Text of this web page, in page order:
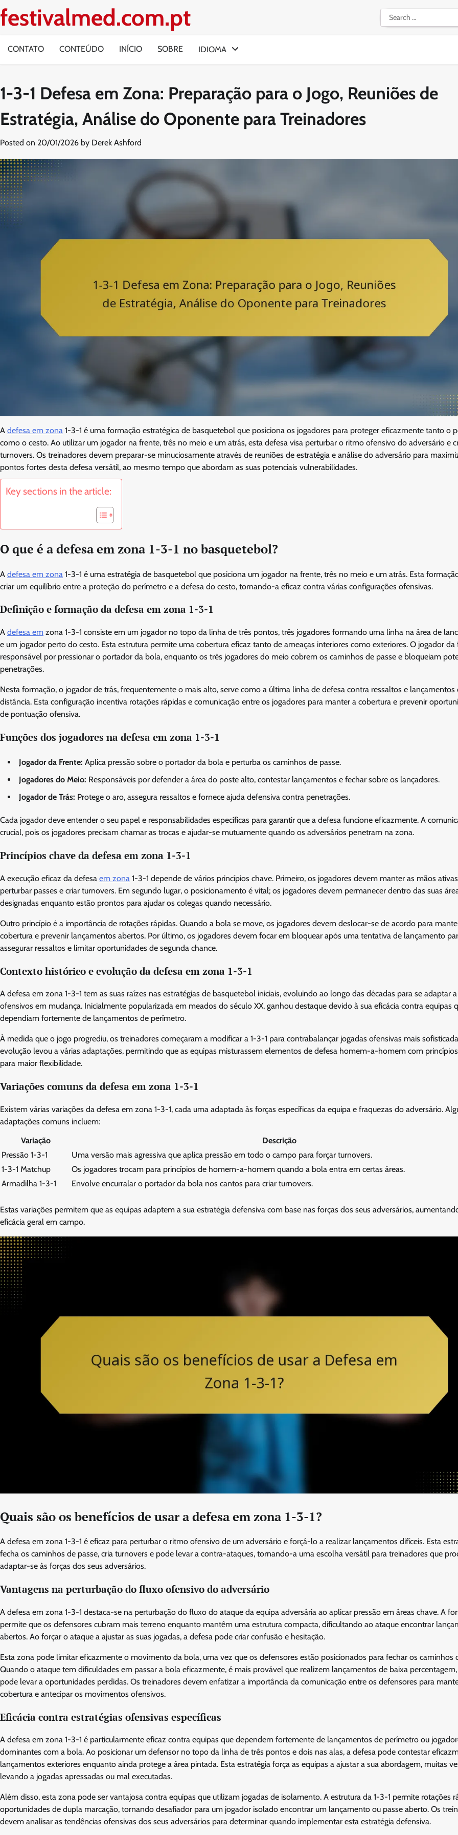
to
festivalmed.com.pt
Search
for:
CONTATO CONTEÚDO INÍCIO SOBRE IDIOMA
1-3-1 Defesa em Zona: Preparação para o Jogo, Reuniões de
Estratégia, Análise do Oponente para Treinadores
Posted on 20/01/2026 by Derek Ashford
A defesa em zona 1-3-1 é uma formação estratégica de basquetebol que posiciona os jogadores para proteger eficazmente tanto o
como o cesto. Ao utilizar um jogador na frente, três no meio e um atrás, esta defesa visa perturbar o ritmo ofensivo do adversário e
turnovers. Os treinadores devem preparar-se minuciosamente através de reuniões de estratégia e análise do adversário para
pontos fortes desta defesa versátil, ao mesmo tempo que abordam as suas potenciais vulnerabilidades.
Key sections in the article:
O que é a defesa em zona 1-3-1 no basquetebol?
A defesa em zona 1-3-1 é uma estratégia de basquetebol que posiciona um jogador na frente, três no meio e um atrás. Esta
criar um equilíbrio entre a proteção do perímetro e a defesa do cesto, tornando-a eficaz contra várias configurações ofensivas.
Definição e formação da defesa em zona 1-3-1
A defesa em zona 1-3-1 consiste em um jogador no topo da linha de três pontos, três jogadores formando uma linha na área de
e um jogador perto do cesto. Esta estrutura permite uma cobertura eficaz tanto de ameaças interiores como exteriores. O jogador da
responsável por pressionar o portador da bola, enquanto os três jogadores do meio cobrem os caminhos de passe e bloqueiam
penetrações.
Nesta formação, o jogador de trás, frequentemente o mais alto, serve como a última linha de defesa contra ressaltos e lançamentos
distância. Esta configuração incentiva rotações rápidas e comunicação entre os jogadores para manter a cobertura e prevenir
de pontuação ofensiva.
Funções dos jogadores na defesa em zona 1-3-1
Jogador da Frente: Aplica pressão sobre o portador da bola e perturba os caminhos de passe.
Jogadores do Meio: Responsáveis por defender a área do poste alto, contestar lançamentos e fechar sobre os lançadores.
Jogador de Trás: Protege o aro, assegura ressaltos e fornece ajuda defensiva contra penetrações.
Cada jogador deve entender o seu papel e responsabilidades específicas para garantir que a defesa funcione eficazmente. A
crucial, pois os jogadores precisam chamar as trocas e ajudar-se mutuamente quando os adversários penetram na zona.
Princípios chave da defesa em zona 1-3-1
A execução eficaz da defesa em zona 1-3-1 depende de vários princípios chave. Primeiro, os jogadores devem manter as mãos
perturbar passes e criar turnovers. Em segundo lugar, o posicionamento é vital; os jogadores devem permanecer dentro das suas
designadas enquanto estão prontos para ajudar os colegas quando necessário.
Outro princípio é a importância de rotações rápidas. Quando a bola se move, os jogadores devem deslocar-se de acordo para
cobertura e prevenir lançamentos abertos. Por último, os jogadores devem focar em bloquear após uma tentativa de lançamento
assegurar ressaltos e limitar oportunidades de segunda chance.
Contexto histórico e evolução da defesa em zona 1-3-1
A defesa em zona 1-3-1 tem as suas raízes nas estratégias de basquetebol iniciais, evoluindo ao longo das décadas para se adaptar
ofensivos em mudança. Inicialmente popularizada em meados do século XX, ganhou destaque devido à sua eficácia contra equipas
dependiam fortemente de lançamentos de perímetro.
À medida que o jogo progrediu, os treinadores começaram a modificar a 1-3-1 para contrabalançar jogadas ofensivas mais
evolução levou a várias adaptações, permitindo que as equipas misturassem elementos de defesa homem-a-homem com
para maior flexibilidade.
Variações comuns da defesa em zona 1-3-1
Existem várias variações da defesa em zona 1-3-1, cada uma adaptada às forças específicas da equipa e fraquezas do adversário.
adaptações comuns incluem:
Variação
Descrição
Pressão 1-3-1
Uma versão mais agressiva que aplica pressão em todo o campo para forçar turnovers.
1-3-1 Matchup
Os jogadores trocam para princípios de homem-a-homem quando a bola entra em certas áreas.
Armadilha 1-3-1
Envolve encurralar o portador da bola nos cantos para criar turnovers.
Estas variações permitem que as equipas adaptem a sua estratégia defensiva com base nas forças dos seus adversários,
eficácia geral em campo.
Quais são os benefícios de usar a defesa em zona 1-3-1?
A defesa em zona 1-3-1 é eficaz para perturbar o ritmo ofensivo de um adversário e forçá-lo a realizar lançamentos difíceis. Esta
fecha os caminhos de passe, cria turnovers e pode levar a contra-ataques, tornando-a uma escolha versátil para treinadores que
adaptar-se às forças dos seus adversários.
Vantagens na perturbação do fluxo ofensivo do adversário
A defesa em zona 1-3-1 destaca-se na perturbação do fluxo do ataque da equipa adversária ao aplicar pressão em áreas chave. A
permite que os defensores cubram mais terreno enquanto mantêm uma estrutura compacta, dificultando ao ataque encontrar
abertos. Ao forçar o ataque a ajustar as suas jogadas, a defesa pode criar confusão e hesitação.
Esta zona pode limitar eficazmente o movimento da bola, uma vez que os defensores estão posicionados para fechar os caminhos
Quando o ataque tem dificuldades em passar a bola eficazmente, é mais provável que realizem lançamentos de baixa
pode levar a oportunidades perdidas. Os treinadores devem enfatizar a importância da comunicação entre os defensores para
cobertura e antecipar os movimentos ofensivos.
Eficácia contra estratégias ofensivas específicas
A defesa em zona 1-3-1 é particularmente eficaz contra equipas que dependem fortemente de lançamentos de perímetro ou
dominantes com a bola. Ao posicionar um defensor no topo da linha de três pontos e dois nas alas, a defesa pode contestar
lançamentos exteriores enquanto ainda protege a área pintada. Esta estratégia força as equipas a ajustar a sua abordagem, muitas
levando a jogadas apressadas ou mal executadas.
Além disso, esta zona pode ser vantajosa contra equipas que utilizam jogadas de isolamento. A estrutura da 1-3-1 permite rotações
oportunidades de dupla marcação, tornando desafiador para um jogador isolado encontrar um lançamento ou passe aberto. Os
devem analisar as tendências ofensivas dos seus adversários para determinar quando implementar esta estratégia defensiva.